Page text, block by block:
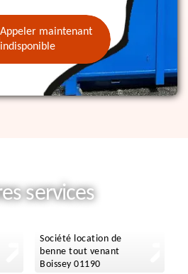
Appeler maintenant
indisponible
services
Société location de
benne tout venant
Boissey 01190